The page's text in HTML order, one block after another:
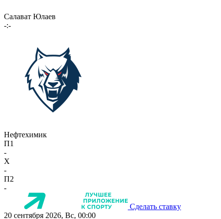
Салават Юлаев
-:-
Нефтехимик
П1
-
X
-
П2
-
Сделать ставку
20 сентября 2026, Вс, 00:00